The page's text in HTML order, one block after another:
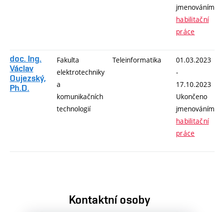
jmenováním
habilitační
práce
doc. Ing.
Václav
Oujezský,
Ph.D.
Fakulta
elektrotechniky
a
komunikačních
technologií
Teleinformatika
01.03.2023
-
17.10.2023
Ukončeno
jmenováním
habilitační
práce
Kontaktní osoby